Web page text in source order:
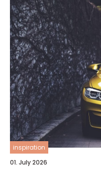
inspiration
01. July 2026